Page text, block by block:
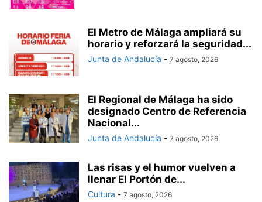
El Metro de Málaga ampliará su
horario y reforzará la seguridad...
Junta de Andalucía - 7 agosto, 2026
El Regional de Málaga ha sido
designado Centro de Referencia
Nacional...
Junta de Andalucía - 7 agosto, 2026
Las risas y el humor vuelven a
llenar El Portón de...
Cultura - 7 agosto, 2026